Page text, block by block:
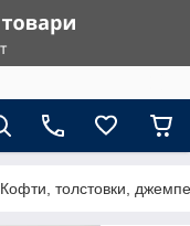
Кофти, толстовки,